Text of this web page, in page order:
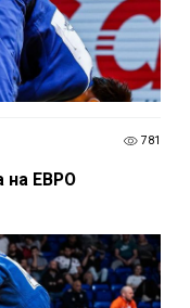
781
на ЕВРО